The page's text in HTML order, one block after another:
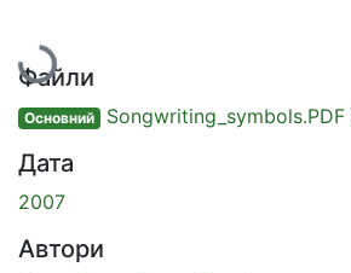
Вантажиться...
Файли
Основний Songwriting_symbols.PDF
Дата
2007
Автори